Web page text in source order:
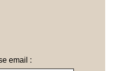
email :